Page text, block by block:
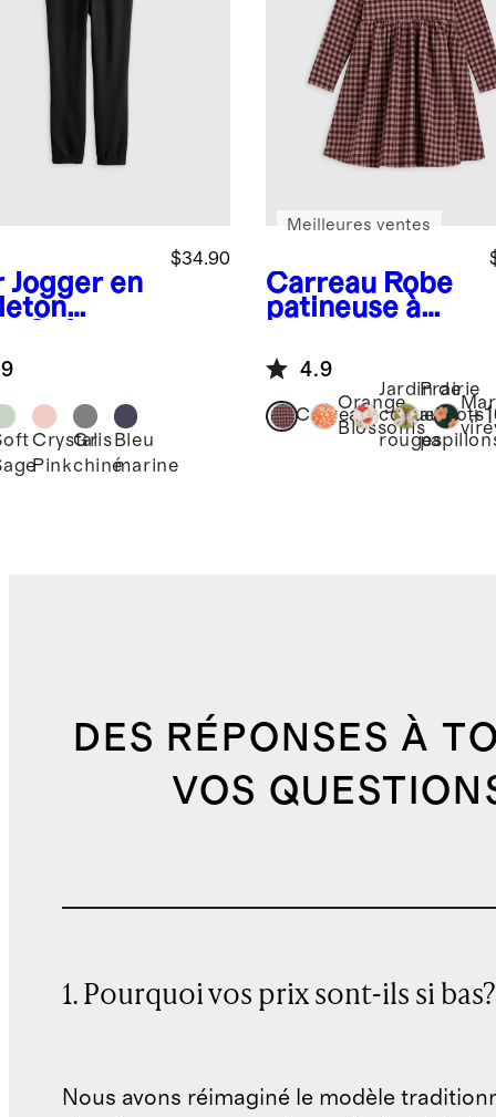
Jogger en
$34.90
Crystal
Pink
Gris
chiné
Bleu
marine
Carreau Robe
patineuse à
longues en
coton
biologique
Meilleures ventes
4.9
Carreau
Orange
Blossoms
Jardin de
coquelicots
rouges
Prairie
aux
+
DES RÉPONSES À
VOS
1. Pourquoi vos prix sont-ils si bas?
Nous avons réimaginé le modèle